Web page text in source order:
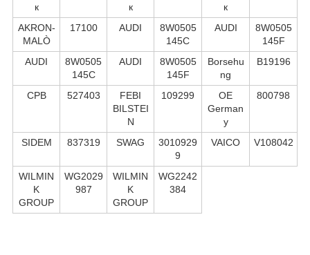
к
к
к
AKRON-
MALÒ
17100 AUDI
8W0505
145C
AUDI
8W0505
145F
AUDI
8W0505
145C
AUDI
8W0505
145F
Borsehu
ng
B19196
CPB 527403
FEBI
BILSTEI
N
109299
OE
German
y
800798
SIDEM 837319 SWAG
3010929
9
VAICO V108042
WILMIN
K
GROUP
WG2029
987
WILMIN
K
GROUP
WG2242
384